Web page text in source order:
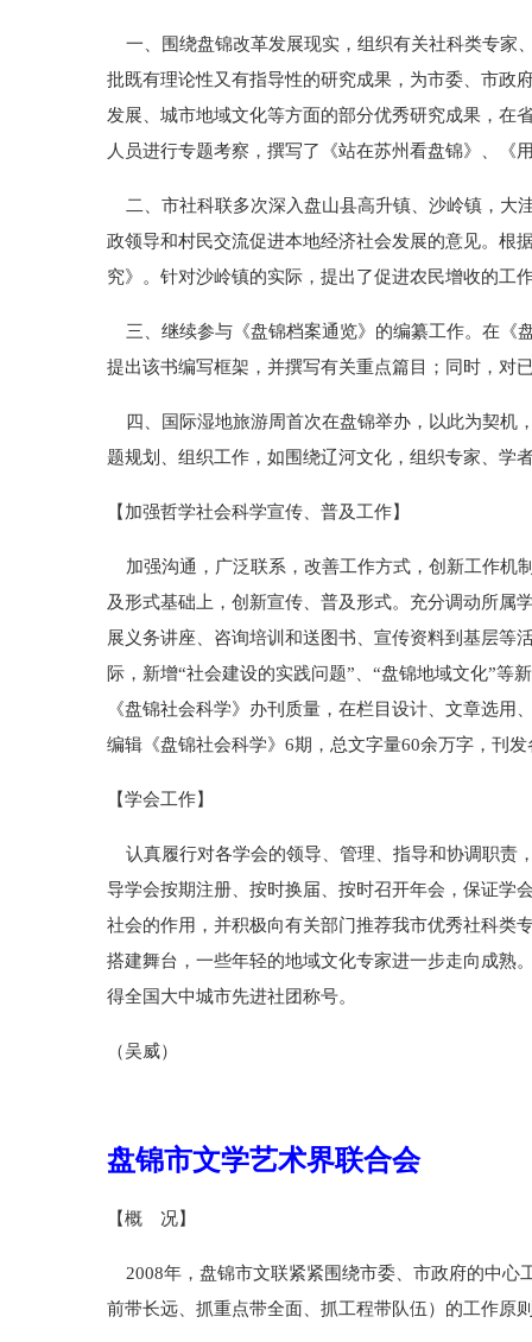
一、围绕盘锦改革发展现实，组织有关社科类专家
批既有理论性又有指导性的研究成果，为市委、市政
发展、城市地域文化等方面的部分优秀研究成果，在
人员进行专题考察，撰写了《站在苏州看盘锦》、《
二、市社科联多次深入盘山县高升镇、沙岭镇，大
政领导和村民交流促进本地经济社会发展的意见。
究》。针对沙岭镇的实际，提出了促进农民增收的工
三、继续参与《盘锦档案通览》的编纂工作。在《
提出该书编写框架，并撰写有关重点篇目；同时，对
四、国际湿地旅游周首次在盘锦举办，以此为契机
题规划、组织工作，如围绕辽河文化，组织专家、学
【加强哲学社会科学宣传、普及工作】
加强沟通，广泛联系，改善工作方式，创新工作机
及形式基础上，创新宣传、普及形式。充分调动所属
展义务讲座、咨询培训和送图书、宣传资料到基层等
际，新增“社会建设的实践问题”、“盘锦地域文化”
《盘锦社会科学》办刊质量，在栏目设计、文章选
编辑《盘锦社会科学》6期，总文字量60余万字，刊
【学会工作】
认真履行对各学会的领导、管理、指导和协调职责
导学会按期注册、按时换届、按时召开年会，保证学
社会的作用，并积极向有关部门推荐我市优秀社科类
搭建舞台，一些年轻的地域文化专家进一步走向成熟
得全国大中城市先进社团称号。
（吴威）
盘锦市文学艺术界联合会
【概 况】
2008年，盘锦市文联紧紧围绕市委、市政府的中心
前带长远、抓重点带全面、抓工程带队伍）的工作原